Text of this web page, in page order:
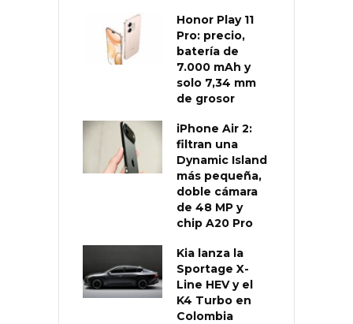
Honor Play 11
Pro: precio,
batería de
7.000 mAh y
solo 7,34 mm
de grosor
iPhone Air 2:
filtran una
Dynamic Island
más pequeña,
doble cámara
de 48 MP y
chip A20 Pro
Kia lanza la
Sportage X-
Line HEV y el
K4 Turbo en
Colombia